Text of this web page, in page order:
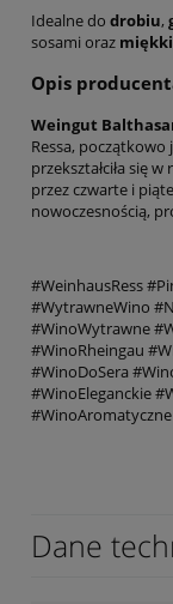
Idealne do drobiu,
sosami oraz
Opis
Weingut
Ressa,
przekształciła się
przez czwarte i
nowoczesnością,
#WeinhausRess
#WytrawneWino
#WinoWytrawne
#WinoRheingau
#WinoDoSera
#WinoEleganckie
#WinoAromatyczne
Dane